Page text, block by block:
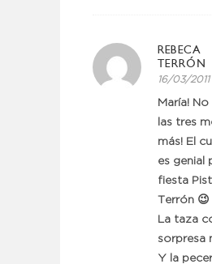
REBECA
TERRÓN
16/03/
María!
las tres
más! El
es genial
fiesta
Terrón 😉
La taza
sorpresa
Y la